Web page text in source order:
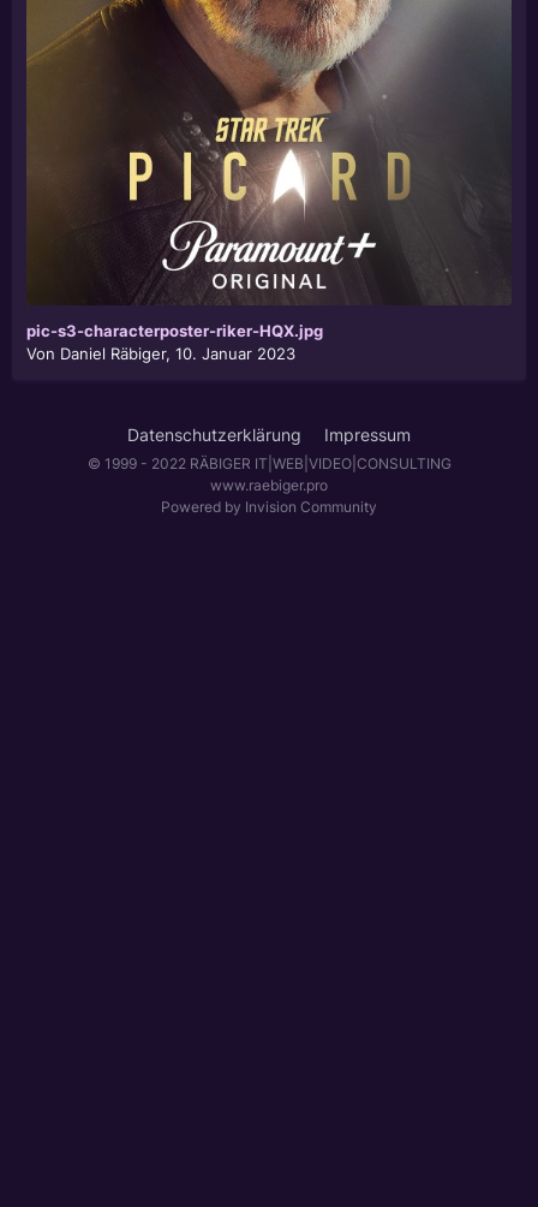
pic-s3-characterposter-riker-HQX.jpg
Von Daniel Räbiger, 10. Januar 2023
Datenschutzerklärung Impressum
© 1999 - 2022 RÄBIGER IT|WEB|VIDEO|CONSULTING
www.raebiger.pro
Powered by Invision Community